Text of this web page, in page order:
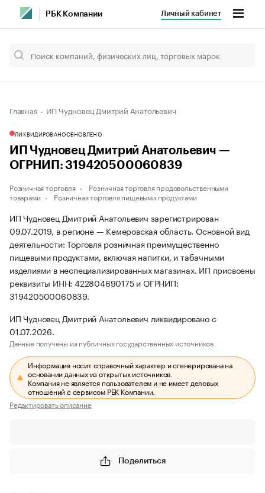
РБК Компании Личный кабинет
Главная ИП Чудновец Дмитрий Анатольевич
ЛИКВИДИРОВАНООБНОВЛЕНО
ИП Чудновец Дмитрий Анатольевич —
ОГРНИП: 319420500060839
Розничная торговля
Розничная торговля продовольственными
товарами
Розничная торговля пищевыми продуктами
ИП Чудновец Дмитрий Анатольевич зарегистрирован
09.07.2019, в регионе — Кемеровская область. Основной вид
деятельности: Торговля розничная преимущественно
пищевыми продуктами, включая напитки, и табачными
изделиями в неспециализированных магазинах. ИП присвоены
реквизиты ИНН: 422804690175 и ОГРНИП:
319420500060839.
ИП Чудновец Дмитрий Анатольевич ликвидировано с
01.07.2026.
Данные получены из публичных государственных источников.
Информация носит справочный характер и сгенерирована на
основании данных из открытых источников.
Компания не является пользователем и не имеет деловых
отношений с сервисом РБК Компании.
Редактировать описание
Поделиться